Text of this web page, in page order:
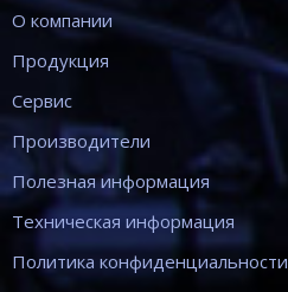
О компании
Продукция
Сервис
Производители
Полезная информация
Техническая информация
Политика конфиденциальности